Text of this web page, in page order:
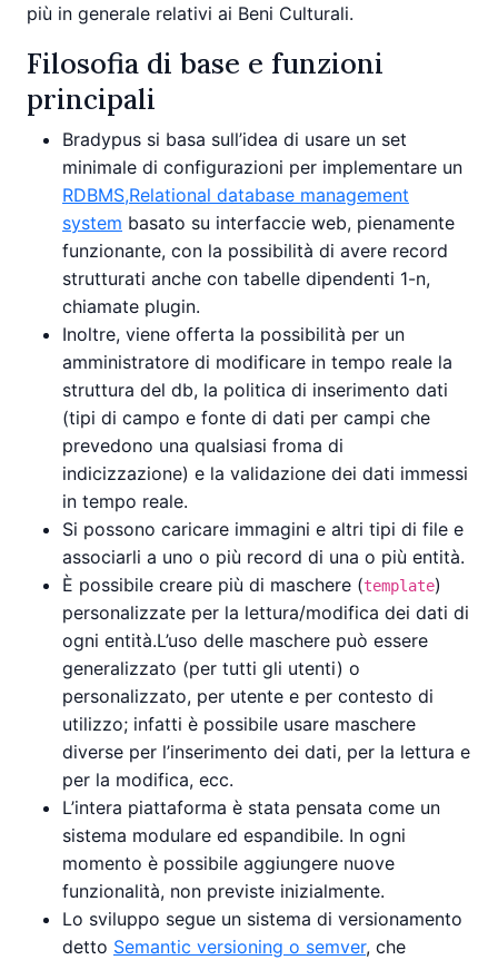
più in generale relativi ai Beni Culturali.
Filosofia di base e funzioni
principali
Bradypus si basa sull’idea di usare un set
minimale di configurazioni per implementare un
RDBMS,Relational database management
system basato su interfaccie web, pienamente
funzionante, con la possibilità di avere record
strutturati anche con tabelle dipendenti 1-n,
chiamate plugin.
Inoltre, viene offerta la possibilità per un
amministratore di modificare in tempo reale la
struttura del db, la politica di inserimento dati
(tipi di campo e fonte di dati per campi che
prevedono una qualsiasi froma di
indicizzazione) e la validazione dei dati immessi
in tempo reale.
Si possono caricare immagini e altri tipi di file e
associarli a uno o più record di una o più entità.
È possibile creare più di maschere (template)
personalizzate per la lettura/modifica dei dati di
ogni entità.L’uso delle maschere può essere
generalizzato (per tutti gli utenti) o
personalizzato, per utente e per contesto di
utilizzo; infatti è possibile usare maschere
diverse per l’inserimento dei dati, per la lettura e
per la modifica, ecc.
L’intera piattaforma è stata pensata come un
sistema modulare ed espandibile. In ogni
momento è possibile aggiungere nuove
funzionalità, non previste inizialmente.
Lo sviluppo segue un sistema di versionamento
detto Semantic versioning o semver, che